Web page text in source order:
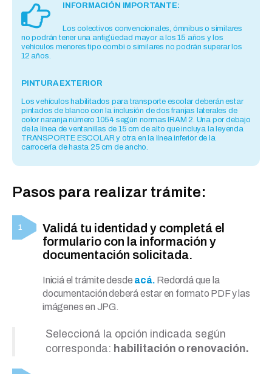
INFORMACIÓN IMPORTANTE:
Los colectivos convencionales, ómnibus o similares
no podrán tener una antigüedad mayor a los 15 años y los
vehículos menores tipo combi o similares no podrán superar los
12 años.
PINTURA EXTERIOR
Los vehículos habilitados para transporte escolar deberán estar
pintados de blanco con la inclusión de dos franjas laterales de
color naranja número 1054 según normas IRAM 2. Una por debajo
de la línea de ventanillas de 15 cm de alto que incluya la leyenda
TRANSPORTE ESCOLAR y otra en la línea inferior de la
carrocería de hasta 25 cm de ancho.
Pasos para realizar trámite:
Validá tu identidad y completá el
formulario con la información y
documentación solicitada.
Iniciá el trámite desde acá. Redordá que la
documentación deberá estar en formato PDF y las
imágenes en JPG.
Seleccioná la opción indicada según
corresponda: habilitación o renovación.